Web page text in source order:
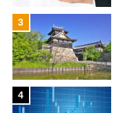
3
4